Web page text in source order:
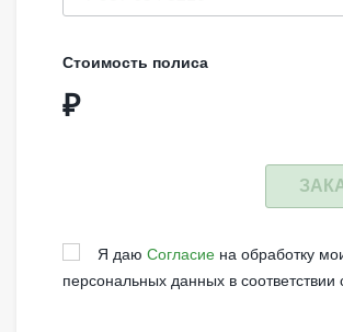
Стоимость полиса
₽
Я даю Согласие на обработку
персональных данных в соответствии